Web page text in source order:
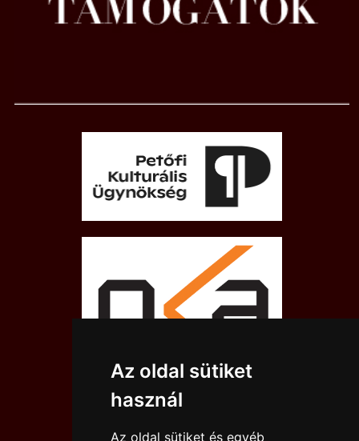
Az oldal sütiket
használ
Az oldal sütiket és egyéb